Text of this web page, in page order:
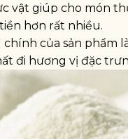
vật giúp cho món
hơn rất nhiều.
của sản phẩm
đi hương vị đặc